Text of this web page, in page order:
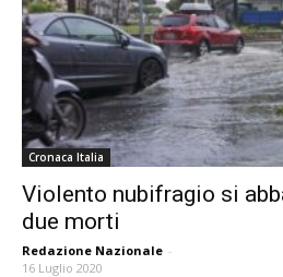
Cronaca Italia
Violento nubifragio si
due morti
Redazione Nazionale -
16 Luglio 2020